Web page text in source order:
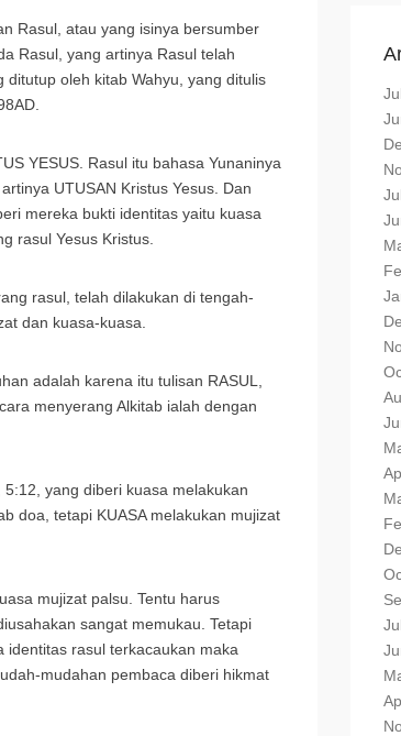
Rasul, atau yang isinya bersumber
Rasul, yang artinya Rasul telah
oleh kitab Wahyu, yang ditulis
YESUS. Rasul itu bahasa Yunaninya
UTUSAN Kristus Yesus. Dan
mereka bukti identitas yaitu kuasa
rasul Yesus Kristus.
rasul, telah dilakukan di tengah-
dan kuasa-kuasa.
adalah karena itu tulisan RASUL,
menyerang Alkitab ialah dengan
yang diberi kuasa melakukan
doa, tetapi KUASA melakukan mujizat
mujizat palsu. Tentu harus
sangat memukau. Tetapi
identitas rasul terkacaukan maka
mudahan pembaca diberi hikmat